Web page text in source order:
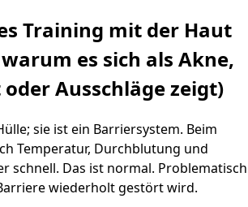
Training mit der Haut
es sich als Akne,
Ausschläge zeigt)
sie ist ein Barriersystem. Beim
Temperatur, Durchblutung und
schnell. Das ist normal. Problematisch
wiederholt gestört wird.